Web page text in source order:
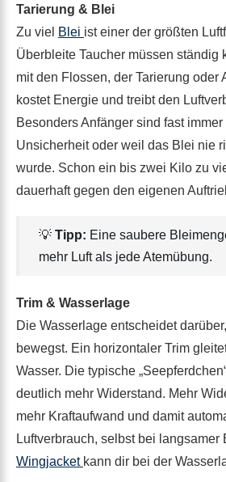
Tarierung & Blei
Zu viel Blei ist einer der größten
Überbleite Taucher müssen ständig
mit den Flossen, der Tarierung oder
kostet Energie und treibt den
Besonders Anfänger sind fast
Unsicherheit oder weil das Blei nie
wurde. Schon ein bis zwei Kilo zu
dauerhaft gegen den eigenen
💡 Tipp: Eine saubere
mehr Luft als jede Atemübung.
Trim & Wasserlage
Die Wasserlage entscheidet
bewegst. Ein horizontaler Trim
Wasser. Die typische
deutlich mehr Widerstand. Mehr
mehr Kraftaufwand und damit
Luftverbrauch, selbst bei langsamer
Wingjacket kann dir bei der